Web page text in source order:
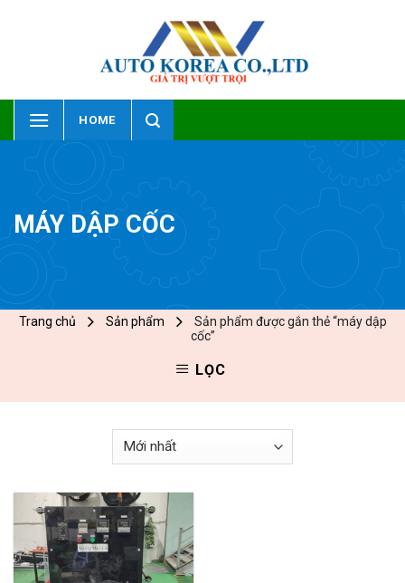
HOME
MÁY DẬP CỐC
Trang chủ Sản phẩm
Sản phẩm được gắn thẻ “máy dập
cốc”
LỌC